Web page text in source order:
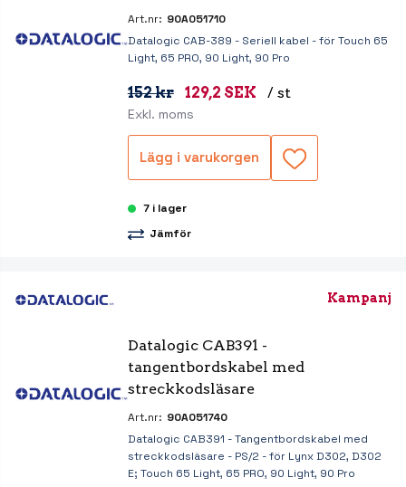
Art.nr: 90A051710
Datalogic CAB-389 - Seriell kabel - för Touch 65
Light, 65 PRO, 90 Light, 90 Pro
152 kr 129,2 SEK / st
Exkl. moms
Lägg i varukorgen
7 i lager
Jämför
Kampanj
Datalogic CAB391 -
tangentbordskabel med
streckkodsläsare
Art.nr: 90A051740
Datalogic CAB391 - Tangentbordskabel med
streckkodsläsare - PS/2 - för Lynx D302, D302
E; Touch 65 Light, 65 PRO, 90 Light, 90 Pro